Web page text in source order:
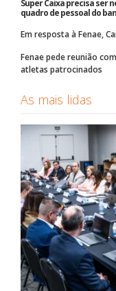
Super Caixa precisa ser
quadro de pessoal do
Em resposta à Fenae,
Fenae pede reunião
atletas patrocinados
As mais lidas